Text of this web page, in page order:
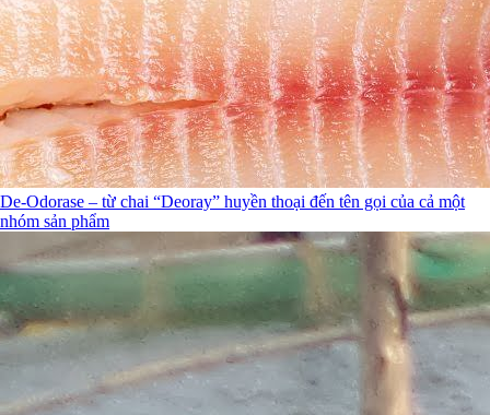
De-Odorase – từ chai “Deoray” huyền thoại đến tên gọi của cả một
nhóm sản phẩm